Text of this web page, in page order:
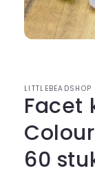
modaal
LITTLEBEADSHOP
Facet
60